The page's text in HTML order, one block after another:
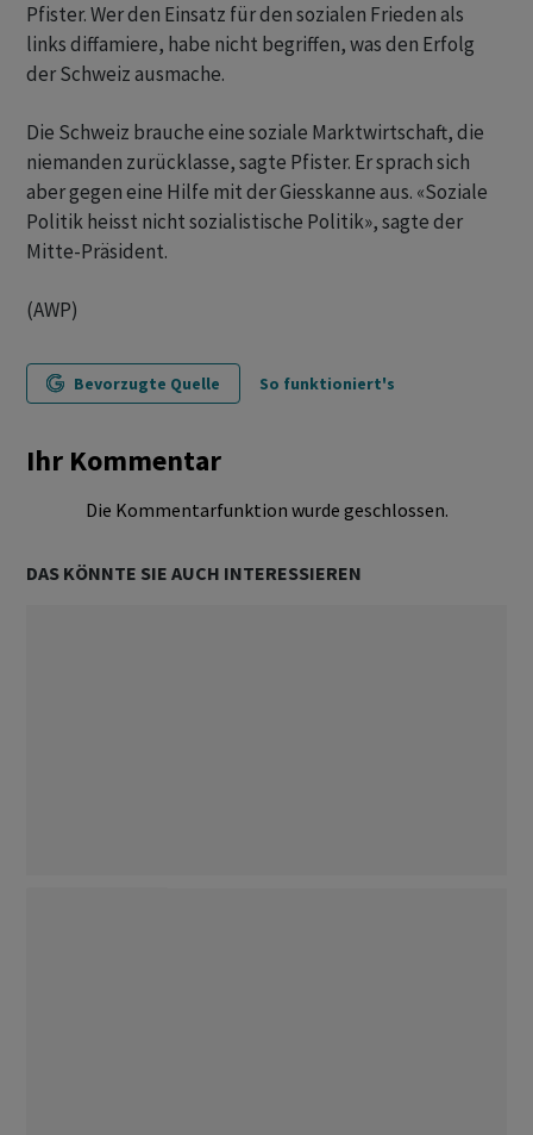
Pfister. Wer den Einsatz für den sozialen Frieden als
links diffamiere, habe nicht begriffen, was den Erfolg
der Schweiz ausmache.
Die Schweiz brauche eine soziale Marktwirtschaft, die
niemanden zurücklasse, sagte Pfister. Er sprach sich
aber gegen eine Hilfe mit der Giesskanne aus. «Soziale
Politik heisst nicht sozialistische Politik», sagte der
Mitte-Präsident.
(AWP)
Bevorzugte Quelle So funktioniert's
Ihr Kommentar
Die Kommentarfunktion wurde geschlossen.
DAS KÖNNTE SIE AUCH INTERESSIEREN